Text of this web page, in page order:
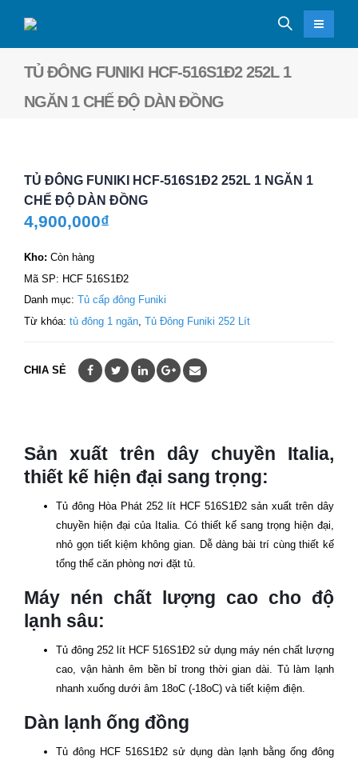
TỦ ĐÔNG FUNIKI HCF-516S1Đ2 252L 1
NGĂN 1 CHẾ ĐỘ DÀN ĐỒNG
TỦ ĐÔNG FUNIKI HCF-516S1Đ2 252L 1 NGĂN 1
CHẾ ĐỘ DÀN ĐỒNG
4,900,000₫
Kho: Còn hàng
Mã SP: HCF 516S1Đ2
Danh mục: Tủ cấp đông Funiki
Từ khóa: tủ đông 1 ngăn Tủ Đông Funiki 252 Lít
CHIA SẺ
Sản xuất trên dây chuyền Italia,
thiết kế hiện đại sang trọng:
Tủ đông Hòa Phát 252 lít HCF 516S1Đ2 sản xuất trên dây
chuyền hiện đại của Italia. Có thiết kế sang trọng hiện đại,
nhỏ gọn tiết kiệm không gian. Dễ dàng bài trí cùng thiết kế
tổng thể căn phòng nơi đặt tủ.
Máy nén chất lượng cao cho độ
lạnh sâu:
Tủ đông 252 lít HCF 516S1Đ2 sử dụng máy nén chất lượng
cao, vận hành êm bền bỉ trong thời gian dài. Tủ làm lạnh
nhanh xuống dưới âm 18oC (-18oC) và tiết kiệm điện.
Dàn lạnh ống đồng
Tủ đông HCF 516S1Đ2 sử dụng dàn lạnh bằng ống đông